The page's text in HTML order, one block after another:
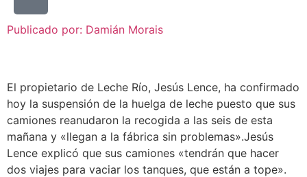
Publicado por: Damián Morais
El propietario de Leche Río, Jesús Lence, ha confirmado
hoy la suspensión de la huelga de leche puesto que sus
camiones reanudaron la recogida a las seis de esta
mañana y «llegan a la fábrica sin problemas».Jesús
Lence explicó que sus camiones «tendrán que hacer
dos viajes para vaciar los tanques, que están a tope».